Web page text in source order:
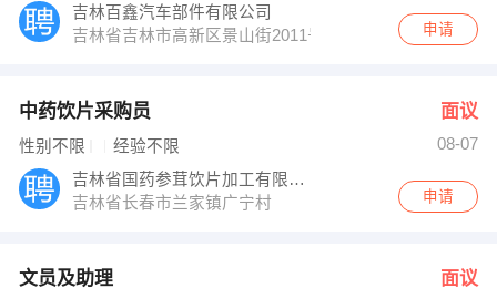
吉林百鑫汽车部件有限公司
吉林省吉林市高新区景山街2011号
申请
中药饮片采购员 面议
性别不限 经验不限
08-07
吉林省国药参茸饮片加工有限公司
吉林省长春市兰家镇广宁村
申请
文员及助理 面议